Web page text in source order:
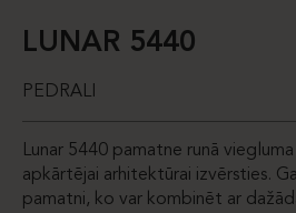
LUNAR 5440
PEDRALI
Lunar 5440 pamatne runā
apkārtējai arhitektūrai izvērsties.
pamatni, ko var kombinēt ar